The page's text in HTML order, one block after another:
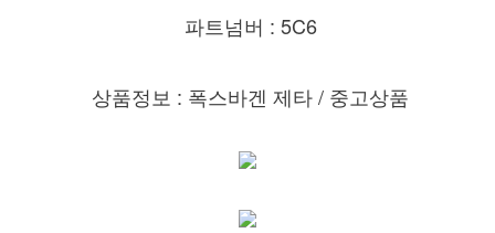
파트넘버 : 5C6
상품정보 : 폭스바겐 제타/ 중고상품